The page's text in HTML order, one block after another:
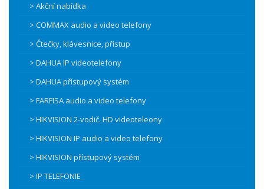
> Akční nabídka
> COMMAX audio a video telefony
> Čtečky, klávesnice, přístup
> DAHUA IP videotelefony
> DAHUA přístupový systém
> FARFISA audio a video telefony
> HIKVISION 2-vodič. HD videoteleony
> HIKVISION IP audio a video telefony
> HIKVISION přístupový systém
> IP TELEFONIE